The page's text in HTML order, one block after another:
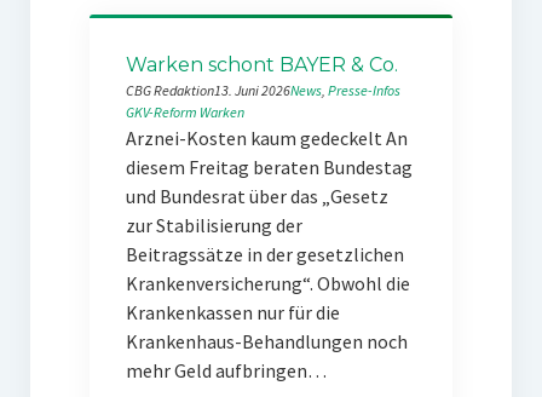
Warken schont BAYER & Co.
CBG Redaktion13. Juni 2026News, Presse-Infos
GKV-Reform Warken
Arznei-Kosten kaum gedeckelt An
diesem Freitag beraten Bundestag
und Bundesrat über das „Gesetz
zur Stabilisierung der
Beitragssätze in der gesetzlichen
Krankenversicherung“. Obwohl die
Krankenkassen nur für die
Krankenhaus-Behandlungen noch
mehr Geld aufbringen…